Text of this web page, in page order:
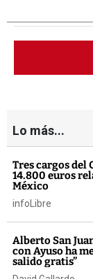
Lo más...
Tres cargos del
14.800 euros
México
infoLibre
Alberto San
con Ayuso ha
salido gratis”